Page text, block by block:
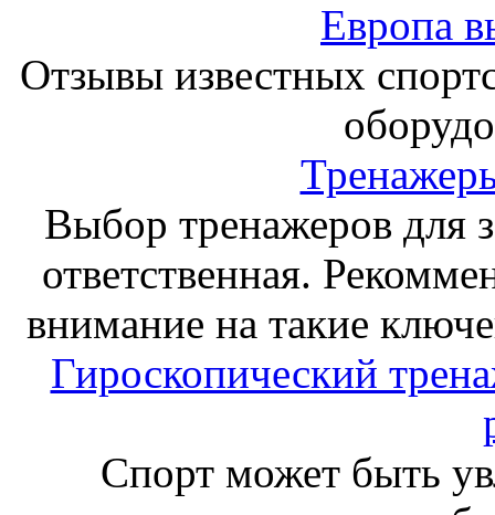
Европа
Отзывы известных
Выбор тренажеров для
ответственная.
внимание на такие
Гироскопический
Спорт может быть